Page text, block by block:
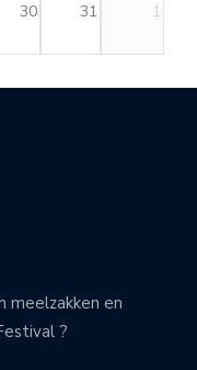
30 31 1
meelzakken en
?